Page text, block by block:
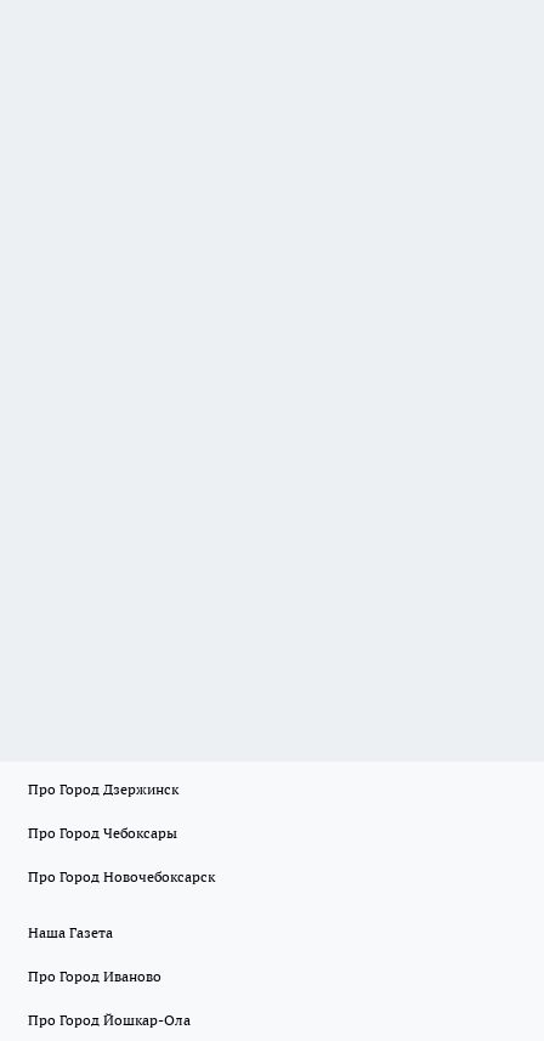
Про Город Дзержинск
Про Город Чебоксары
Про Город Новочебоксарск
Наша Газета
Про Город Иваново
Про Город Йошкар-Ола